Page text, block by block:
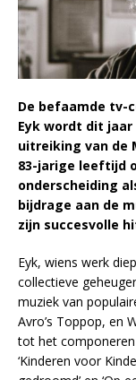
De befaamde tv-
Eyk wordt dit
uitreiking van de
83-jarige leeftijd
onderscheiding
bijdrage aan de
zijn succesvolle
Eyk, wiens werk
collectieve
muziek van
Avro’s Toppop, en
tot het
‘Kinderen voor